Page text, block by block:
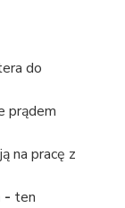
do
prądem
na pracę z
- ten